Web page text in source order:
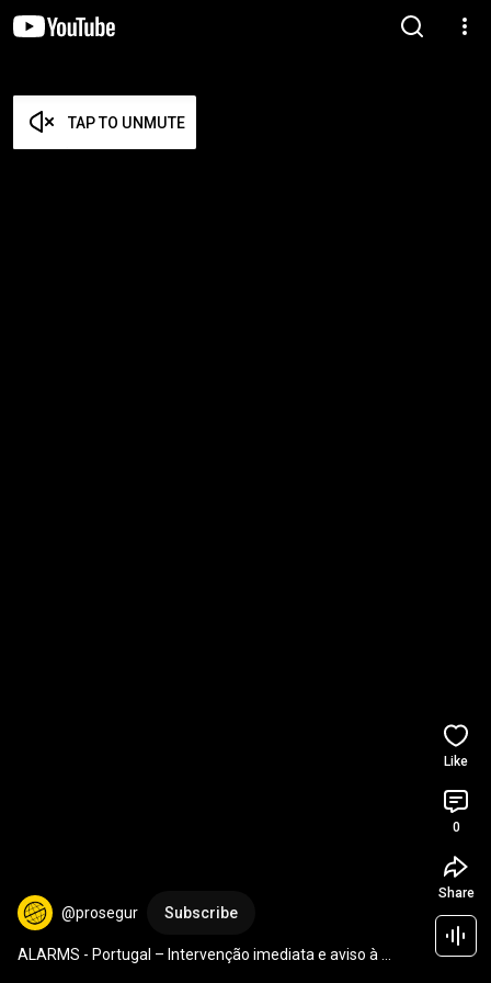
TAP TO UNMUTE
@prosegur Subscribe
ALARMS - Portugal – Intervenção imediata e aviso à
Like
0
Share